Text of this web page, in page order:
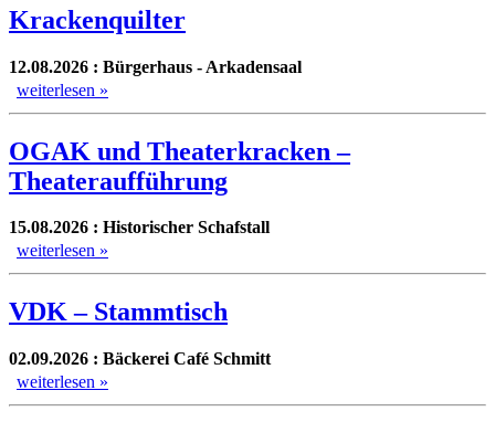
Krackenquilter
12.08.2026 : Bürgerhaus - Arkadensaal
weiterlesen »
OGAK und Theaterkracken –
Theateraufführung
15.08.2026 : Historischer Schafstall
weiterlesen »
VDK – Stammtisch
02.09.2026 : Bäckerei Café Schmitt
weiterlesen »